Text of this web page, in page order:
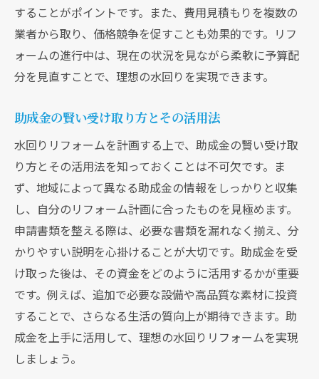
リフォームで叶える夢の住空間の実現
助成金を通じた理想のライフスタイルの実
現
リフォームで実現する家族全員が快適な空
水回りリフォーム助成金のメリットと申請手順
を詳しく解説
助成金のメリットを理解して賢く活用
申請手順の詳細解説と成功のポイント
助成金を受け取るためのステップバイステ
ップガイド
成功事例から学ぶ申請手続きのコツ
申請前に知っておくべき助成金の知識
助成金のメリットで実現する理想の住まい
することがポイントです。また、費用見積もりを複数の
業者から取り、価格競争を促すことも効果的です。リフ
ォームの進行中は、現在の状況を見ながら柔軟に予算配
分を見直すことで、理想の水回りを実現できます。
助成金の賢い受け取り方とその活用法
水回りリフォームを計画する上で、助成金の賢い受け取
り方とその活用法を知っておくことは不可欠です。ま
ず、地域によって異なる助成金の情報をしっかりと収集
し、自分のリフォーム計画に合ったものを見極めます。
申請書類を整える際は、必要な書類を漏れなく揃え、分
かりやすい説明を心掛けることが大切です。助成金を受
け取った後は、その資金をどのように活用するかが重要
です。例えば、追加で必要な設備や高品質な素材に投資
することで、さらなる生活の質向上が期待できます。助
成金を上手に活用して、理想の水回りリフォームを実現
しましょう。